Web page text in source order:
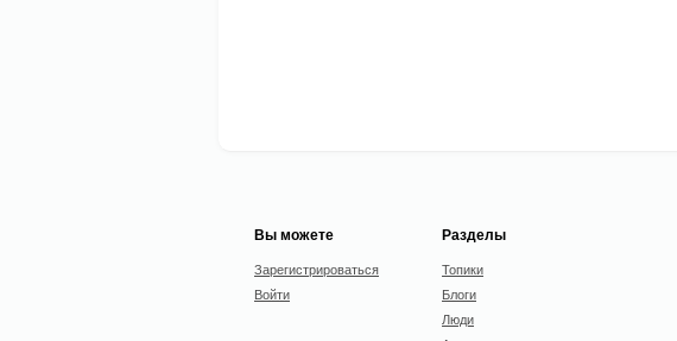
Вы можете
Зарегистрироваться
Войти
Разделы
Топики
Блоги
Люди